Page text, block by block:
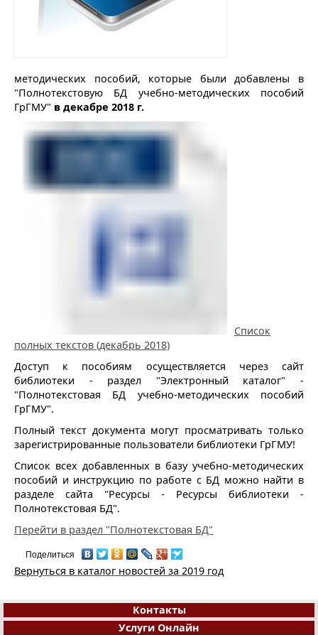
методических пособий, которые были добавлены в
"Полнотекстовую БД учебно-методических пособий
ГрГМУ" в декабре 2018 г.
Список
полных текстов (декабрь 2018)
Доступ к пособиям осуществляется через сайт
библиотеки - раздел "Электронный каталог" -
"Полнотекстовая БД учебно-методических пособий
ГрГМУ".
Полный текст документа могут просматривать только
зарегистрированные пользователи библиотеки ГрГМУ!
Список всех добавленных в базу учебно-методических
пособий и инструкцию по работе с БД можно найти в
разделе сайта "Ресурсы - Ресурсы библиотеки -
Полнотекстовая БД".
Перейти в раздел "Полнотекстовая БД"
Поделиться
Вернуться в каталог новостей за 2019 год
Контакты
Услуги Онлайн